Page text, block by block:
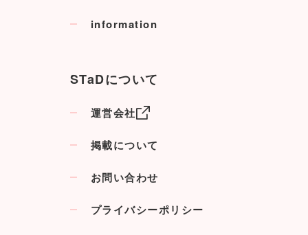
information
STaDについて
運営会社
掲載について
お問い合わせ
プライバシーポリシー